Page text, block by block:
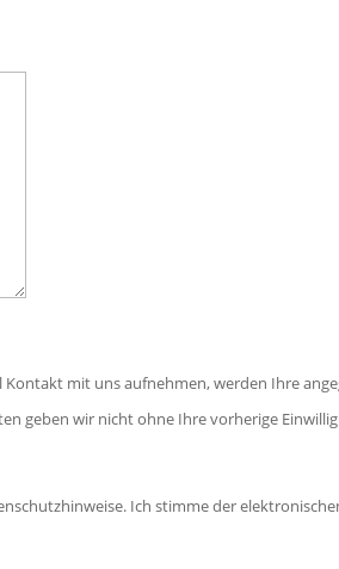
mit uns aufnehmen, werden Ihre
geben wir nicht ohne Ihre vorherige
Ich stimme der